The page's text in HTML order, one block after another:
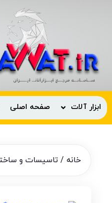
ابزار آلات صفحه اصلی
خانه / تاسیسات و